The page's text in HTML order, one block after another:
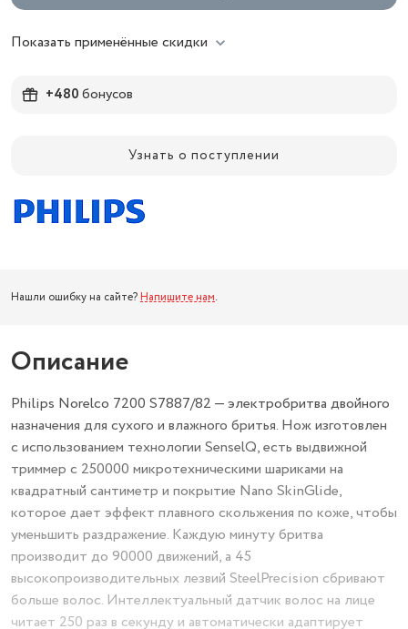
Показать применённые скидки
+480бонусов
Узнать о поступлении
Нашли ошибку на сайте? Напишите нам.
Описание
Philips Norelco 7200 S7887/82 — электробритва двойного
назначения для сухого и влажного бритья. Нож изготовлен
с использованием технологии SenselQ, есть выдвижной
триммер с 250000 микротехническими шариками на
квадратный сантиметр и покрытие Nano SkinGlide,
которое дает эффект плавного скольжения по коже, чтобы
уменьшить раздражение. Каждую минуту бритва
производит до 90000 движений, а 45
высокопроизводительных лезвий SteelPrecision сбривают
больше волос. Интеллектуальный датчик волос на лице
читает 250 раз в секунду и автоматически адаптирует